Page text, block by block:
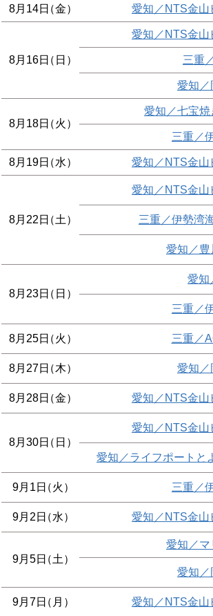
8月14日（金） 愛知／NTS金山
8月16日（日）
愛知／NTS金山
三重
愛知／
8月18日（火）
愛知／七宝
三重／
8月19日（水） 愛知／NTS金山
8月22日（土）
愛知／NTS金山
三重／伊勢湾
愛知／豊
8月23日（日）
愛知
三重／
8月25日（火） 三重／
8月27日（木） 愛知／
8月28日（金） 愛知／NTS金山
8月30日（日）
愛知／NTS金山
愛知／ライフポートと
9月1日（火） 三重／
9月2日（水） 愛知／NTS金山
9月5日（土）
愛知／マ
愛知／
9月7日（月） 愛知／NTS金山